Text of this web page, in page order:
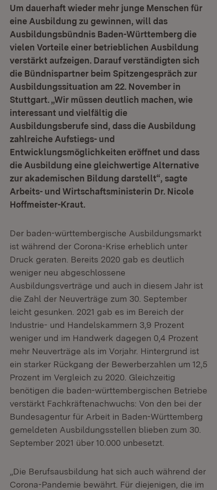
Um dauerhaft wieder mehr junge Menschen für
eine Ausbildung zu gewinnen, will das
Ausbildungsbündnis Baden-Württemberg die
vielen Vorteile einer betrieblichen Ausbildung
verstärkt aufzeigen. Darauf verständigten sich
die Bündnispartner beim Spitzengespräch zur
Ausbildungssituation am 22. November in
Stuttgart. „Wir müssen deutlich machen, wie
interessant und vielfältig die
Ausbildungsberufe sind, dass die Ausbildung
zahlreiche Aufstiegs- und
Entwicklungsmöglichkeiten eröffnet und dass
die Ausbildung eine gleichwertige Alternative
zur akademischen Bildung darstellt“, sagte
Arbeits- und Wirtschaftsministerin Dr. Nicole
Hoffmeister-Kraut.
Der baden-württembergische Ausbildungsmarkt
ist während der Corona-Krise erheblich unter
Druck geraten. Bereits 2020 gab es deutlich
weniger neu abgeschlossene
Ausbildungsverträge und auch in diesem Jahr ist
die Zahl der Neuverträge zum 30. September
leicht gesunken. 2021 gab es im Bereich der
Industrie- und Handelskammern 3,9 Prozent
weniger und im Handwerk dagegen 0,4 Prozent
mehr Neuverträge als im Vorjahr. Hintergrund ist
ein starker Rückgang der Bewerberzahlen um 12,5
Prozent im Vergleich zu 2020. Gleichzeitig
benötigen die baden-württembergischen Betriebe
verstärkt Fachkräftenachwuchs: Von den bei der
Bundesagentur für Arbeit in Baden-Württemberg
gemeldeten Ausbildungsstellen blieben zum 30.
September 2021 über 10.000 unbesetzt.
„Die Berufsausbildung hat sich auch während der
Corona-Pandemie bewährt. Für diejenigen, die im